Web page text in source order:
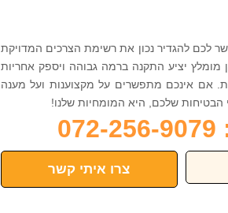
לכם להגדיר נכון את רשימת הצרכים המדויקת
יציע התקנה ברמה גבוהה ויספק אחריות
אם אינכם מתפשרים על מקצוענות ועל מענה
צרו איתי קשר